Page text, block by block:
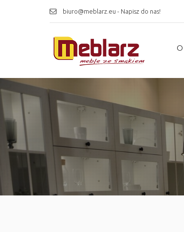
biuro@meblarz.eu - Napisz do nas!